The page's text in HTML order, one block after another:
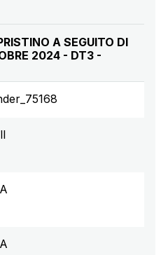
A SEGUITO DI
2024 - DT3 -